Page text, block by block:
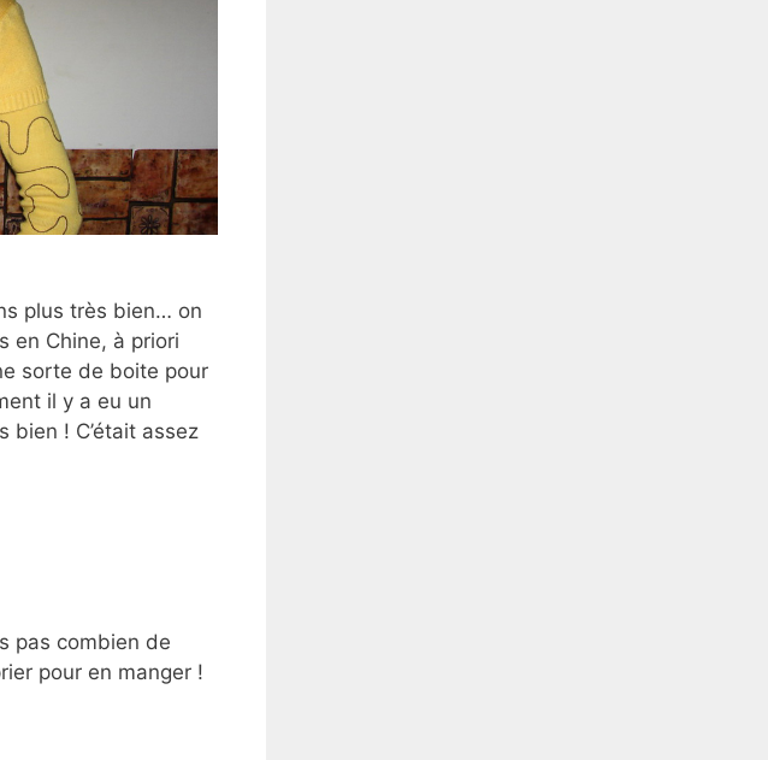
plus très bien… on
en Chine, à priori
sorte de boite pour
il y a eu un
bien ! C’était assez
pas combien de
pour en manger !